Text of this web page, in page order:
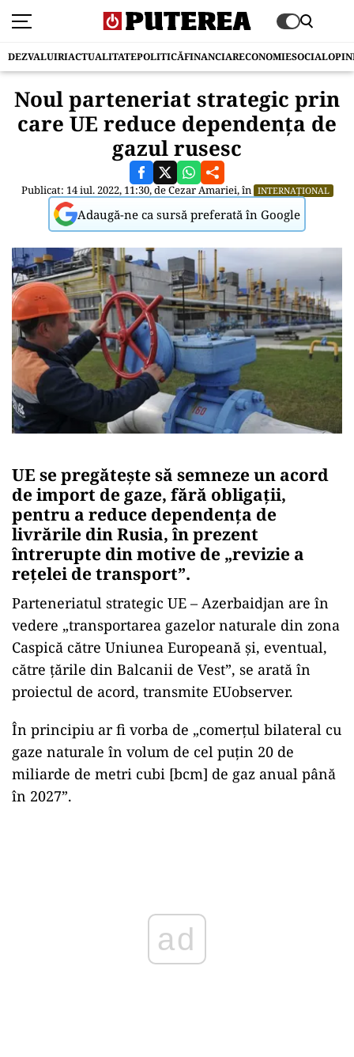
DEZVALUIRIACTUALITATEPOLITICĂFINANCIARECONOMIESOCIAL
Noul parteneriat strategic prin
care UE reduce dependența de
gazul rusesc
Publicat: 14 iul. 2022, 11:30, deCezar Amariei, în INTERNAȚIONAL
Adaugă-ne ca sursă preferată în Google
UE se pregătește să semneze un acord
de import de gaze, fără obligații,
pentru a reduce dependența de
livrările din Rusia, în prezent
întrerupte din motive de „revizie a
rețelei de transport”.
Parteneriatul strategic UE – Azerbaidjan are în
vedere „transportarea gazelor naturale din zona
Caspică către Uniunea Europeană și, eventual,
către țările din Balcanii de Vest”, se arată în
proiectul de acord, transmite EUobserver.
În principiu ar fi vorba de „comerțul bilateral cu
gaze naturale în volum de cel puțin 20 de
miliarde de metri cubi [bcm] de gaz anual până
în 2027”.